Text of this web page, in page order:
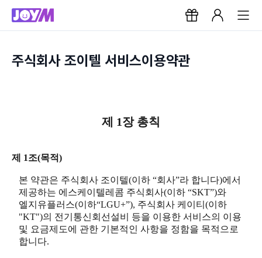
주식회사 조이텔 서비스이용약관
제 1장 총칙
제 1조(목적)
본 약관은 주식회사 조이텔(이하 “회사”라 합니다)에서
제공하는 에스케이텔레콤 주식회사(이하 “SKT”)와
엘지유플러스(이하“LGU+”), 주식회사 케이티(이하
"KT")의 전기통신회선설비 등을 이용한 서비스의 이용
및 요금제도에 관한 기본적인 사항을 정함을 목적으로
합니다.